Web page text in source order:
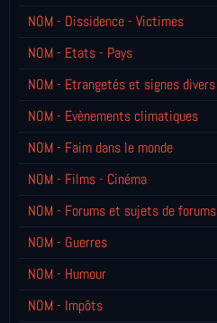
NOM - Dissidence - Victimes
NOM - Etats - Pays
NOM - Etrangetés et signes divers
NOM - Evènements climatiques
NOM - Faim dans le monde
NOM - Films - Cinéma
NOM - Forums et sujets de forums
NOM - Guerres
NOM - Humour
NOM - Impôts